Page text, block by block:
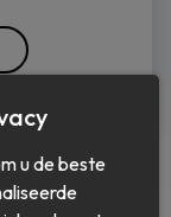
u de beste